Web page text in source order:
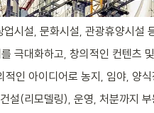
시설, 문화시설, 관광휴양시설
극대화하고, 창의적인 컨텐츠
인 아이디어로 농지, 임야, 양
설(리모델링), 운영, 처분까지